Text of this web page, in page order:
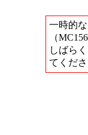
一時的
（MC156
しばら
てくださ